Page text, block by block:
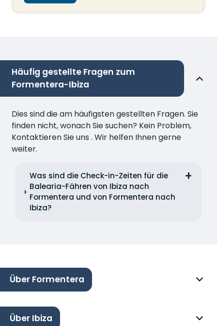
Häufig gestellte Fragen zum
Formentera-Ibiza
Dies sind die am häufigsten gestellten Fragen. Sie
finden nicht, wonach Sie suchen? Kein Problem,
Kontaktieren Sie uns . Wir helfen Ihnen gerne
weiter.
Was sind die Check-in-Zeiten für die
Balearia-Fähren von Ibiza nach
Formentera und von Formentera nach
Ibiza?
Über Formentera
Über Ibiza